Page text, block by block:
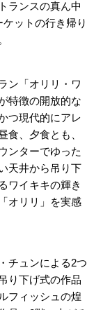
ランスの真ん中
ットの行き帰り
ン「オリリ・ワ
特徴の開放的な
つ現代的にアレ
食、夕食とも、
ンターでゆった
天井から吊り下
ワイキキの輝き
オリリ」を実感
チュンによる2つ
り下げ式の作品
フィッシュの煌